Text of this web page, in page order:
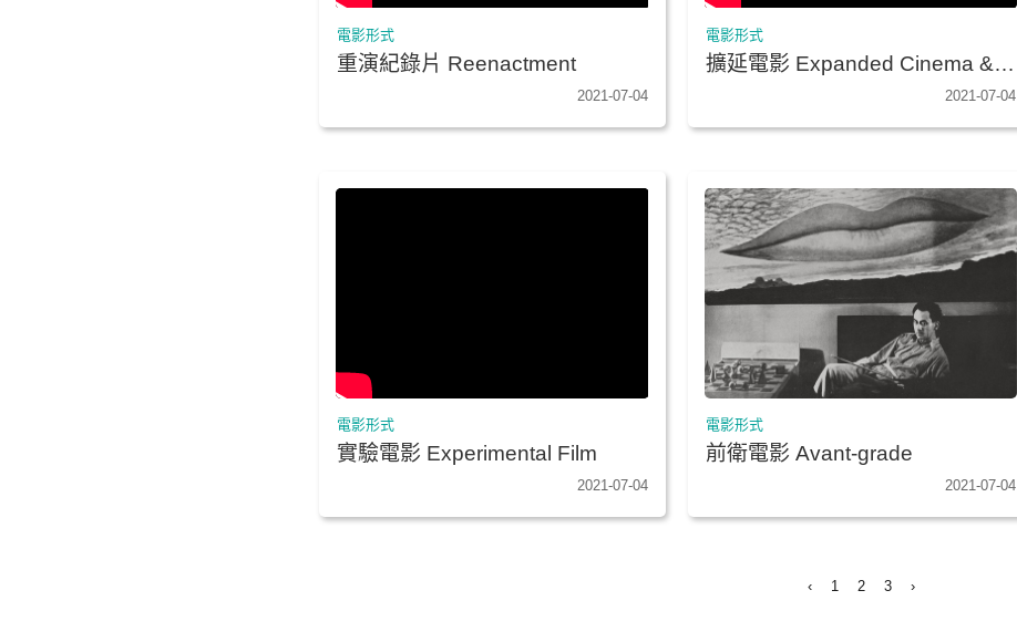
電影形式
重演紀錄片 Reenactment
2021-07-04
電影形式
擴延電影 Expanded Cinema &
2021-07-04
電影形式
實驗電影 Experimental Film
2021-07-04
電影形式
前衛電影 Avant-grade
2021-07-04
‹ 1 2 3 ›